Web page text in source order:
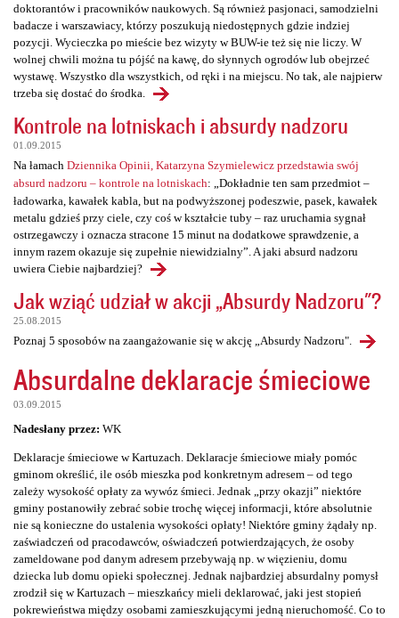
doktorantów i pracowników naukowych. Są również pasjonaci, samodzielni
badacze i warszawiacy, którzy poszukują niedostępnych gdzie indziej
pozycji. Wycieczka po mieście bez wizyty w BUW-ie też się nie liczy. W
wolnej chwili można tu pójść na kawę, do słynnych ogrodów lub obejrzeć
wystawę. Wszystko dla wszystkich, od ręki i na miejscu. No tak, ale najpierw
trzeba się dostać do środka.
Kontrole na lotniskach i absurdy nadzoru
01.09.2015
Na łamach Dziennika Opinii, Katarzyna Szymielewicz przedstawia swój
absurd nadzoru – kontrole na lotniskach: „Dokładnie ten sam przedmiot –
ładowarka, kawałek kabla, but na podwyższonej podeszwie, pasek, kawałek
metalu gdzieś przy ciele, czy coś w kształcie tuby – raz uruchamia sygnał
ostrzegawczy i oznacza stracone 15 minut na dodatkowe sprawdzenie, a
innym razem okazuje się zupełnie niewidzialny”. A jaki absurd nadzoru
uwiera Ciebie najbardziej?
Jak wziąć udział w akcji „Absurdy Nadzoru"?
25.08.2015
Poznaj 5 sposobów na zaangażowanie się w akcję „Absurdy Nadzoru".
Absurdalne deklaracje śmieciowe
03.09.2015
Nadesłany przez: WK
Deklaracje śmieciowe w Kartuzach. Deklaracje śmieciowe miały pomóc
gminom określić, ile osób mieszka pod konkretnym adresem – od tego
zależy wysokość opłaty za wywóz śmieci. Jednak „przy okazji” niektóre
gminy postanowiły zebrać sobie trochę więcej informacji, które absolutnie
nie są konieczne do ustalenia wysokości opłaty! Niektóre gminy żądały np.
zaświadczeń od pracodawców, oświadczeń potwierdzających, że osoby
zameldowane pod danym adresem przebywają np. w więzieniu, domu
dziecka lub domu opieki społecznej. Jednak najbardziej absurdalny pomysł
zrodził się w Kartuzach – mieszkańcy mieli deklarować, jaki jest stopień
pokrewieństwa między osobami zamieszkującymi jedną nieruchomość. Co to